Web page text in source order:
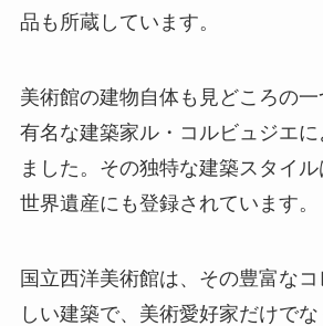
品も所蔵しています。
美術館の建物自体も見どころの
有名な建築家ル・コルビュジエ
ました。その独特な建築スタイ
世界遺産にも登録されています。
国立西洋美術館は、その豊富な
しい建築で、美術愛好家だけで